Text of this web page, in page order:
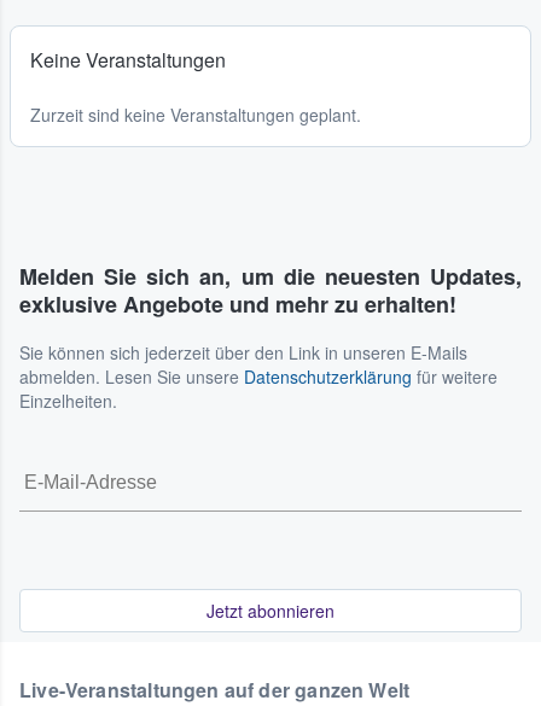
Keine Veranstaltungen
Zurzeit sind keine Veranstaltungen geplant.
Melden Sie sich an, um die neuesten Updates,
exklusive Angebote und mehr zu erhalten!
Sie können sich jederzeit über den Link in unseren E-Mails
abmelden. Lesen Sie unsere Datenschutzerklärung für weitere
Einzelheiten.
Jetzt abonnieren
Live-Veranstaltungen auf der ganzen Welt